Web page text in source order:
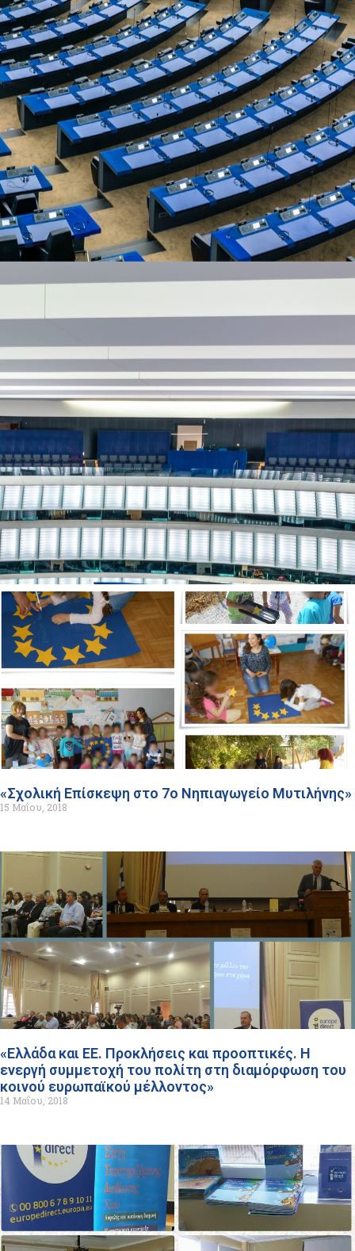
«Σχολική Επίσκεψη στο 7ο Νηπιαγωγείο Μυτιλήνης»
15 Μαΐου, 2018
«Ελλάδα και ΕΕ. Προκλήσεις και προοπτικές. Η
ενεργή συμμετοχή του πολίτη στη διαμόρφωση του
κοινού ευρωπαϊκού μέλλοντος»
14 Μαΐου, 2018